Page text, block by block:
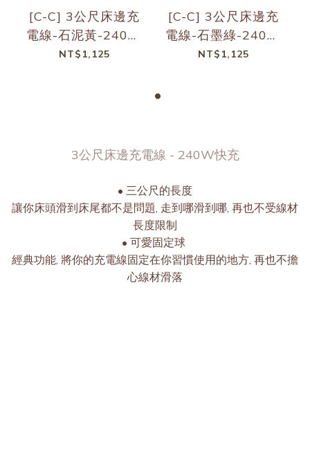
[C-C] 3公尺床邊充
電線-石泥黃-240W
快充
NT$1,125
[C-C] 3公尺床邊充
電線-石墨綠-240W
快充
NT$1,125
3公尺床邊充電線 - 240W快充
• 三公尺的長度
讓你床頭滑到床尾都不是問題, 走到哪滑到哪, 再也不受線材
長度限制
• 可愛固定球
經典功能, 將你的充電線固定在你習慣使用的地方, 再也不擔
心線材滑落